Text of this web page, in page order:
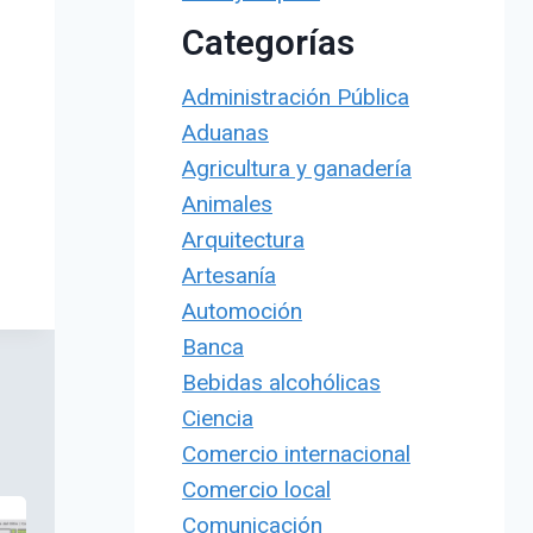
Categorías
Administración Pública
Aduanas
Agricultura y ganadería
Animales
Arquitectura
Artesanía
Automoción
Banca
Bebidas alcohólicas
Ciencia
Comercio internacional
Comercio local
Comunicación